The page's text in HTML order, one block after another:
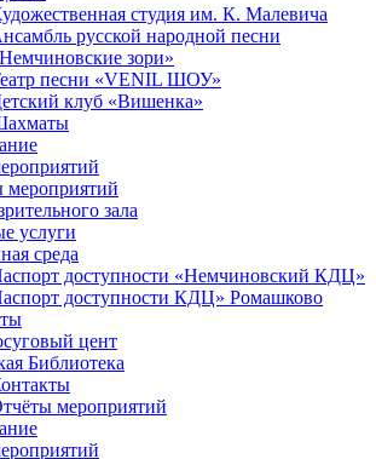
студия им. К. Малевича
русской народной песни
зори»
песни «VENIL ШОУ»
клуб «Вишенка»
мероприятий
зала
услуги
среда
доступности «Немчиновский КДЦ»
доступности КДЦ» Ромашково
цент
Библиотека
мероприятий